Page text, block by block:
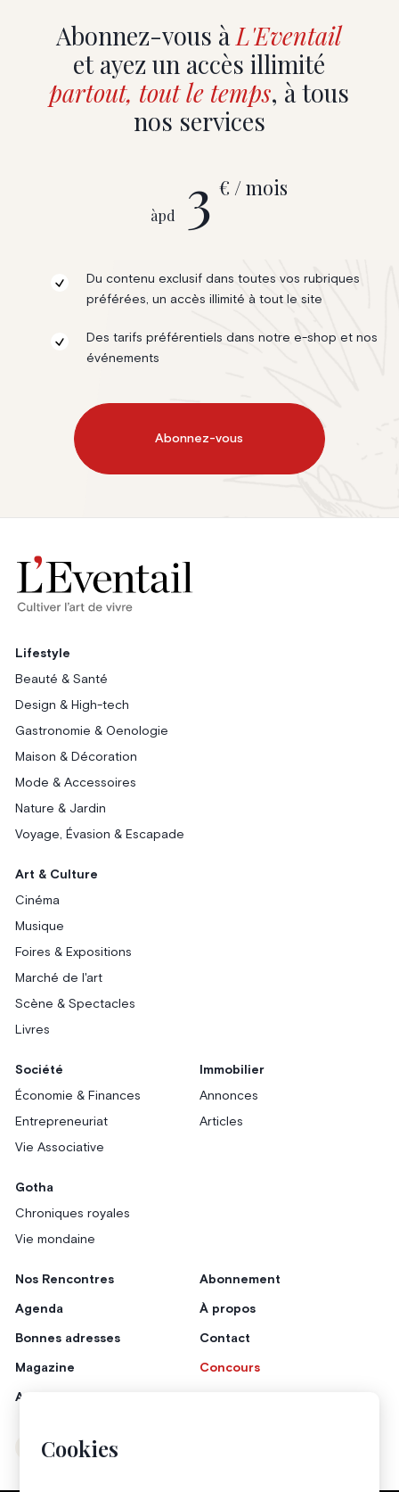
Cookies
Abonnez-vous àL'Eventail
et ayez un accès illimité
partout, tout le temps, à tous
nos services
àpd 3 € / mois
Du contenu exclusif dans toutes vos rubriques
préférées, un accès illimité à tout le site
Des tarifs préférentiels dans notre e-shop et nos
événements
Abonnez-vous
Lifestyle
Beauté & Santé
Design & High-tech
Gastronomie & Oenologie
Maison & Décoration
Mode & Accessoires
Nature & Jardin
Voyage, Évasion & Escapade
Art & Culture
Cinéma
Musique
Foires & Expositions
Marché de l'art
Scène & Spectacles
Livres
Société
Économie & Finances
Entrepreneuriat
Vie Associative
Immobilier
Annonces
Articles
Gotha
Chroniques royales
Vie mondaine
Nos Rencontres
Agenda
Bonnes adresses
Magazine
Annonceurs
Abonnement
À propos
Contact
Concours
Instagram